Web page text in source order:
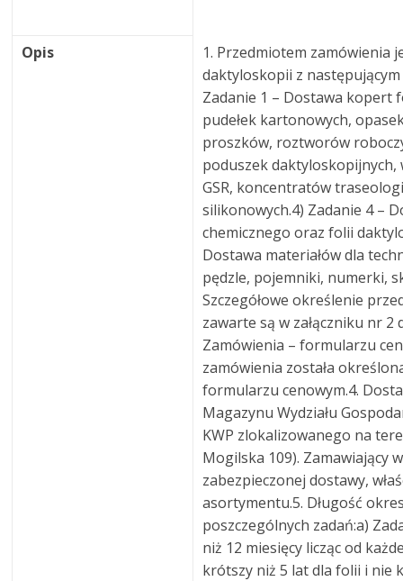
Opis
1. Przedmiotem zamówienia
daktyloskopii z następującym
Zadanie 1 – Dostawa kopert
pudełek kartonowych,
proszków, roztworów
poduszek daktyloskopijnych,
GSR, koncentratów
silikonowych.4) Zadanie 4 –
chemicznego oraz folii
Dostawa materiałów dla
pędzle, pojemniki, numerki,
Szczegółowe określenie
zawarte są w załączniku nr
Zamówienia – formularzu
zamówienia została
formularzu cenowym.4.
Magazynu Wydziału
KWP zlokalizowanego na
Mogilska 109). Zamawiający
zabezpieczonej dostawy,
asortymentu.5. Długość
poszczególnych zadań:a)
niż 12 miesięcy licząc od
krótszy niż 5 lat dla folii i nie